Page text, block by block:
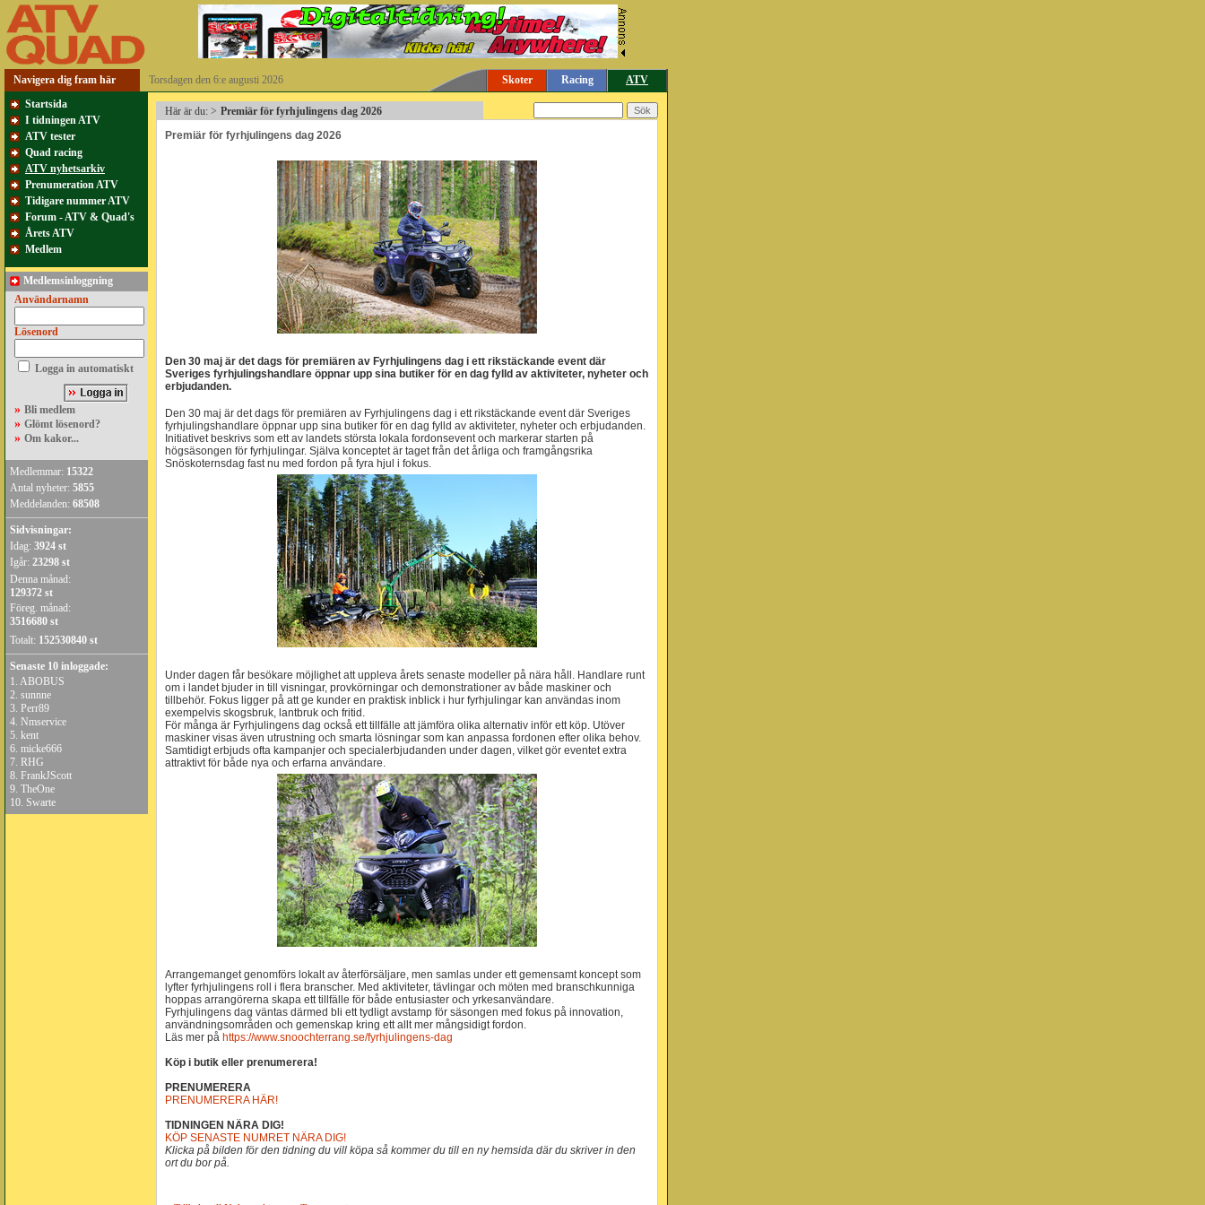
Navigera dig fram här Torsdagen den 6:e augusti 2026 Skoter Racing
ATV
Startsida
I tidningen ATV
ATV tester
Quad racing
ATV nyhetsarkiv
Prenumeration ATV
Tidigare nummer ATV
Forum - ATV & Quad's
Årets ATV
Medlem
Medlemsinloggning
Användarnamn
Lösenord
Logga in automatiskt
» Bli medlem
» Glömt lösenord?
» Om kakor...
Medlemmar: 15322
Antal nyheter: 5855
Meddelanden: 68508
Sidvisningar:
Idag: 3924 st
Igår: 23298 st
Denna månad:
129372 st
Föreg. månad:
3516680 st
Totalt: 152530840 st
Senaste 10 inloggade:
1. ABOBUS
2. sunnne
3. Perr89
4. Nmservice
5. kent
6. micke666
7. RHG
8. FrankJScott
9. TheOne
10. Swarte
Här är du: > Premiär för fyrhjulingens dag 2026
Premiär för fyrhjulingens dag 2026
Den 30 maj är det dags för premiären av Fyrhjulingens dag i ett rikstäckande event där
Sveriges fyrhjulingshandlare öppnar upp sina butiker för en dag fylld av aktiviteter, nyheter och
erbjudanden.
Den 30 maj är det dags för premiären av Fyrhjulingens dag i ett rikstäckande event där Sveriges
fyrhjulingshandlare öppnar upp sina butiker för en dag fylld av aktiviteter, nyheter och erbjudanden.
Initiativet beskrivs som ett av landets största lokala fordonsevent och markerar starten på
högsäsongen för fyrhjulingar. Själva konceptet är taget från det årliga och framgångsrika
Snöskoternsdag fast nu med fordon på fyra hjul i fokus.
Under dagen får besökare möjlighet att uppleva årets senaste modeller på nära håll. Handlare runt
om i landet bjuder in till visningar, provkörningar och demonstrationer av både maskiner och
tillbehör. Fokus ligger på att ge kunder en praktisk inblick i hur fyrhjulingar kan användas inom
exempelvis skogsbruk, lantbruk och fritid.
För många är Fyrhjulingens dag också ett tillfälle att jämföra olika alternativ inför ett köp. Utöver
maskiner visas även utrustning och smarta lösningar som kan anpassa fordonen efter olika behov.
Samtidigt erbjuds ofta kampanjer och specialerbjudanden under dagen, vilket gör eventet extra
attraktivt för både nya och erfarna användare.
Arrangemanget genomförs lokalt av återförsäljare, men samlas under ett gemensamt koncept som
lyfter fyrhjulingens roll i flera branscher. Med aktiviteter, tävlingar och möten med branschkunniga
hoppas arrangörerna skapa ett tillfälle för både entusiaster och yrkesanvändare.
Fyrhjulingens dag väntas därmed bli ett tydligt avstamp för säsongen med fokus på innovation,
användningsområden och gemenskap kring ett allt mer mångsidigt fordon.
Läs mer på https://www.snoochterrang.se/fyrhjulingens-dag
Köp i butik eller prenumerera!
PRENUMERERA
PRENUMERERA HÄR!
TIDNINGEN NÄRA DIG!
KÖP SENASTE NUMRET NÄRA DIG!
Klicka på bilden för den tidning du vill köpa så kommer du till en ny hemsida där du skriver in den
ort du bor på.